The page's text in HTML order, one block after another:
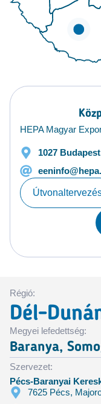
HEPA Magyar
1027
Régió:
Dél-
Megyei lefedettség:
Baranya,
Szervezet:
Pécs-Baranyai
7625 Pécs,